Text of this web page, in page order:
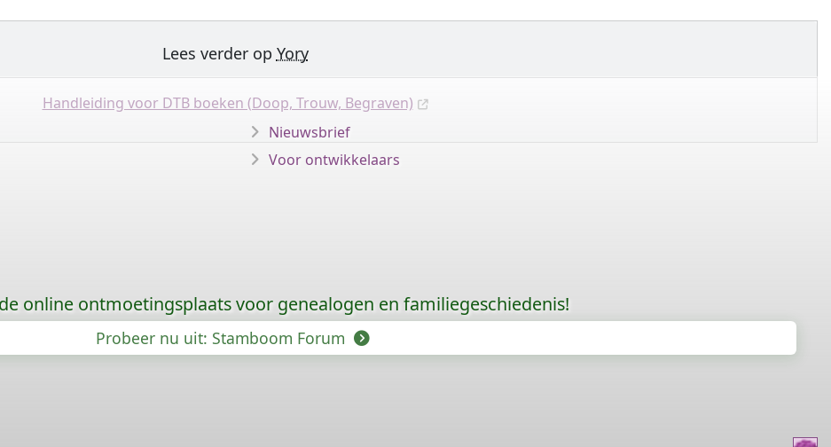
Lees verder op Yory
Handleiding voor DTB boeken (Doop, Trouw, Begraven)
Nieuwsbrief
Voor ontwikkelaars
online ontmoetingsplaats voor genealogen en familiegeschiedenis!
Probeer nu uit: Stamboom Forum